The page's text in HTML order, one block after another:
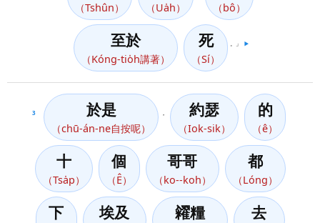
（Tshûn） （Ua̍h） （bô）
至於
（Kóng-tio̍h講著）
死
（Sí）
。」 ▶️
3 於是
（chū-án-ne自按呢）
約瑟
（Iok-sik）
的
（ê）
十
（Tsa̍p）
個
（Ê）
哥哥
（ko--koh）
都
（Lóng）
下 埃及 糴糧 去